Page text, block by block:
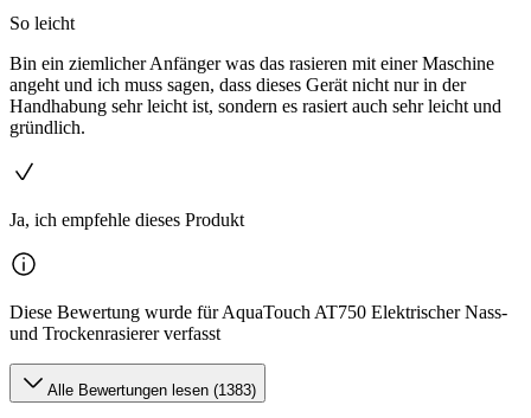
So leicht
Bin ein ziemlicher Anfänger was das rasieren mit einer Maschine
angeht und ich muss sagen, dass dieses Gerät nicht nur in der
Handhabung sehr leicht ist, sondern es rasiert auch sehr leicht und
gründlich.
Ja, ich empfehle dieses Produkt
Diese Bewertung wurde für AquaTouch AT750 Elektrischer Nass-
und Trockenrasierer verfasst
Alle Bewertungen lesen (1383)